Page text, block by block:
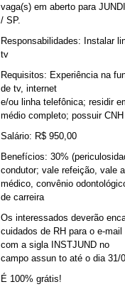
vaga(s) em aberto para
/ SP.
Responsabilidades: Instalar
tv
Requisitos: Experiência na
de tv, internet
e/ou linha telefônica; residir
médio completo; possuir
Salário: R$ 950,00
Benefícios: 30%
condutor; vale refeição, vale
médico, convênio
de carreira
Os interessados deverão
cuidados de RH para o e-mail
com a sigla INSTJUND no
campo assun to até o dia 31/
É 100% grátis!